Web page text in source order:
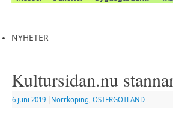
NYHETER
Kultursidan.nu
6 juni 2019 Norrköping ÖSTERGÖTLAND